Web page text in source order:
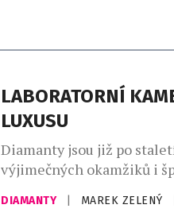
LABORATORNÍ
LUXUSU
Diamanty jsou již po
výjimečných okamžiků i
přírodních diamantů
DIAMANTY MAREK ZELENÝ